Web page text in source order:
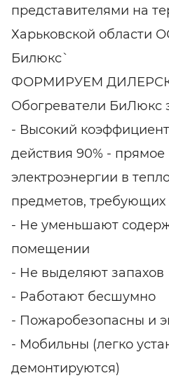
представителями на
Харьковской области
Билюкс`
ФОРМИРУЕМ
Обогреватели БиЛюкс
- Высокий
действия 90% -
электроэнергии в
предметов, требующих
- Не уменьшают
помещении
- Не выделяют запахов
- Работают бесшумно
- Пожаробезопасны и
- Мобильны (легко
демонтируются)